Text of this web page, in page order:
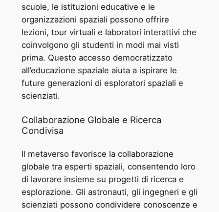
scuole, le istituzioni educative e le
organizzazioni spaziali possono offrire
lezioni, tour virtuali e laboratori interattivi che
coinvolgono gli studenti in modi mai visti
prima. Questo accesso democratizzato
all’educazione spaziale aiuta a ispirare le
future generazioni di esploratori spaziali e
scienziati.
Collaborazione Globale e Ricerca
Condivisa
Il metaverso favorisce la collaborazione
globale tra esperti spaziali, consentendo loro
di lavorare insieme su progetti di ricerca e
esplorazione. Gli astronauti, gli ingegneri e gli
scienziati possono condividere conoscenze e